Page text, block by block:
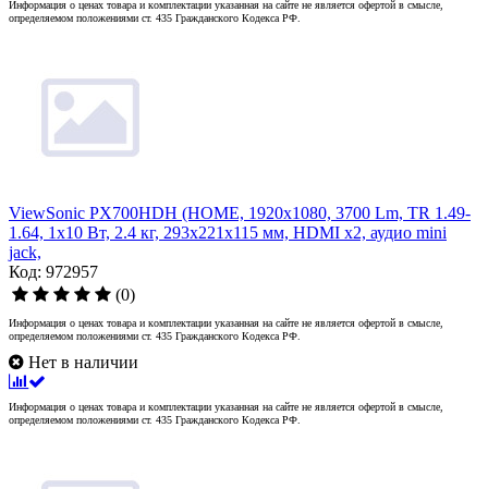
Информация о ценах товара и комплектации указанная на сайте не является офертой в смысле,
определяемом положениями ст. 435 Гражданского Кодекса РФ.
ViewSonic PX700HDH (HOME, 1920x1080, 3700 Lm, TR 1.49-
1.64, 1x10 Вт, 2.4 кг, 293x221x115 мм, HDMI x2, аудио mini
jack,
Код: 972957
(0)
Информация о ценах товара и комплектации указанная на сайте не является офертой в смысле,
определяемом положениями ст. 435 Гражданского Кодекса РФ.
Нет в наличии
Информация о ценах товара и комплектации указанная на сайте не является офертой в смысле,
определяемом положениями ст. 435 Гражданского Кодекса РФ.